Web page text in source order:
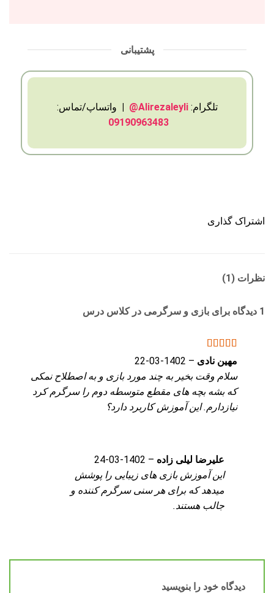
پشتیبانی
تلگرام:Alirezaleyli@
| واتساپ/تماس:
09190963483
اشتراک گذاری
نظرات (1)
1 دیدگاه برای بازی و سرگرمی در کلاس درس
5از 5
مهین نادی –
1402-03-22
سلام وقت بخیر به چند مورد بازی و به اصطلاح نمکی
که بشه بچه های مقطع متوسطه دوم را سرگرم کرد
نیازدارم. این آموزش کاربرد دارد؟
علیرضا لیلی زاده –
1402-03-24
این آموزش بازی های زیبایی را پوشش
میدهد که برای هر سنی سرگرم کننده و
جالب هستند.
دیدگاه خود را بنویسید